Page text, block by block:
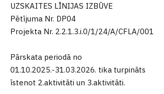
UZSKAITES LĪNIJAS IZBŪVE
Pētījuma Nr. DP04
Projekta Nr. 2.2.1.3.i.0/1/24/A/CFLA/001
Pārskata periodā no
01.10.2025.-31.03.2026. tika turpināts
īstenot 2.aktivitāti un 3.aktivitāti.